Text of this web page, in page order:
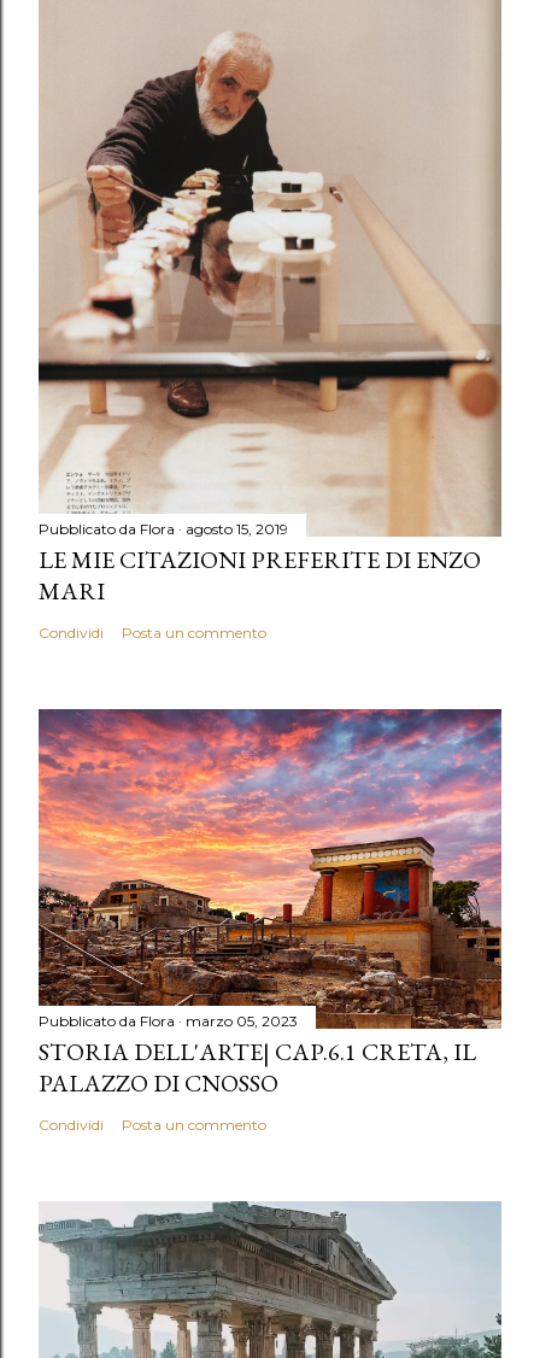
Pubblicato da Flora agosto 15, 2019
LE MIE CITAZIONI PREFERITE DI ENZO
MARI
Condividi Posta un commento
Pubblicato da Flora marzo 05, 2023
STORIA DELL'ARTE| CAP.6.1 CRETA, IL
PALAZZO DI CNOSSO
Condividi Posta un commento